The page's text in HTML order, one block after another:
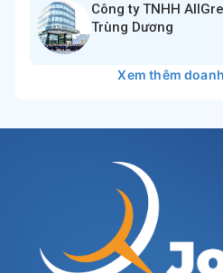
Công ty TNHH
Trùng Dương
Xem thêm